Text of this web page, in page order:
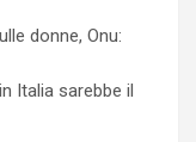
donne, Onu:
Italia sarebbe il